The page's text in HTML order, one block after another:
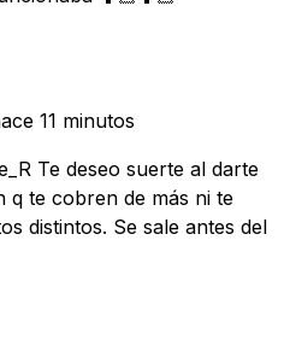
11 minutos
Te deseo suerte al darte
q te cobren de más ni te
distintos. Se sale antes del